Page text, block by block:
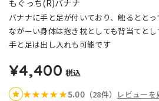
もぐっち(R)バナナ
バナナに手と足が付いており、触るととっ
ながーい身体は抱き枕としても背当てとし
手と足は出し入れも可能です
¥4,400 税込
★★★★★5.00（28件） レビューを